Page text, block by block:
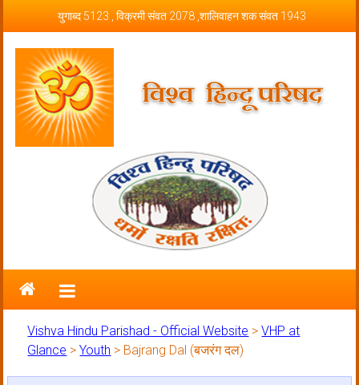
युगाब्द 5123 , विक्रमी संवत 2078 ,शालिवाहन शक संवत 1943
Vishva Hindu Parishad – Official
Website
Vishva Hindu Parishad - Official Website >VHP at
Glance >Youth > Bajrang Dal (बजरंग दल)